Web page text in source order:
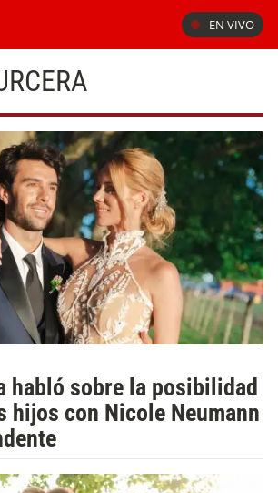
EN VIVO
habló sobre la posibilidad
hijos con Nicole Neumann